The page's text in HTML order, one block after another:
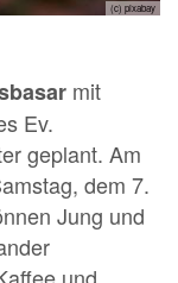
(c) pixabay
mit
Ev.
geplant. Am
dem 7.
Jung und